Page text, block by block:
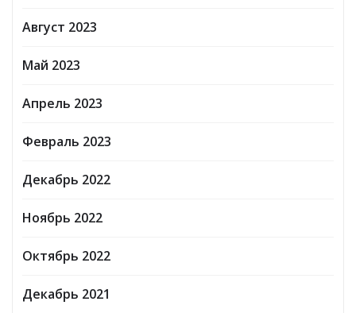
Август 2023
Май 2023
Апрель 2023
Февраль 2023
Декабрь 2022
Ноябрь 2022
Октябрь 2022
Декабрь 2021